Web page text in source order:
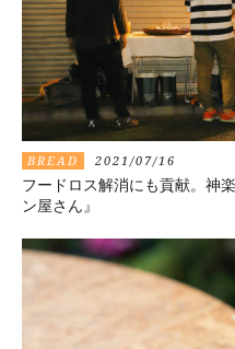
BREAD 2021/07/16
フードロス解消にも貢献。神
ン屋さん』